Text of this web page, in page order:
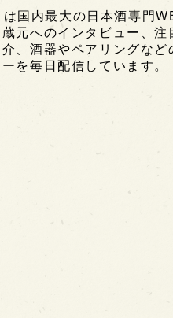
は国内最大の日本酒専門
元へのインタビュー、
、酒器やペアリングな
を毎日配信しています。